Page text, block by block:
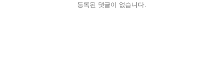
등록된 댓글이 없습니다.